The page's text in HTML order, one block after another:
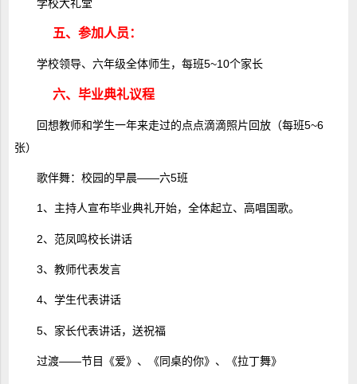
学校大礼堂
五、参加人员：
学校领导、六年级全体师生，每班5~10个家长
六、毕业典礼议程
回想教师和学生一年来走过的点点滴滴照片回放（每班5~6
张）
歌伴舞：校园的早晨――六5班
1、主持人宣布毕业典礼开始，全体起立、高唱国歌。
2、范凤鸣校长讲话
3、教师代表发言
4、学生代表讲话
5、家长代表讲话，送祝福
过渡――节目《爱》、《同桌的你》、《拉丁舞》